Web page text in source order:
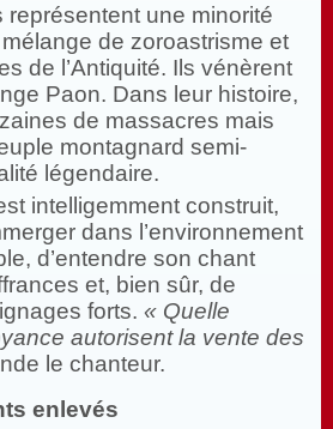
représentent une minorité
de zoroastrisme et
de l’Antiquité. Ils vénèrent
Paon. Dans leur histoire,
de massacres mais
montagnard semi-
légendaire.
intelligemment construit,
dans l’environnement
d’entendre son chant
et, bien sûr, de
forts. « Quelle
autorisent la vente des
le chanteur.
enlevés